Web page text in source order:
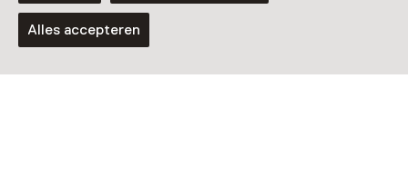
Alles accepteren
Speurtocht
Almersdorp